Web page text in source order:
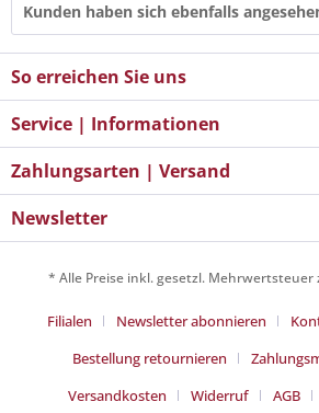
Kunden haben sich ebenfalls
So erreichen Sie uns
Service | Informationen
Zahlungsarten | Versand
Newsletter
* Alle Preise inkl. gesetzl. Mehrwertsteuer
Filialen Newsletter abonnieren
Bestellung retournieren
Versandkosten
Widerruf AGB